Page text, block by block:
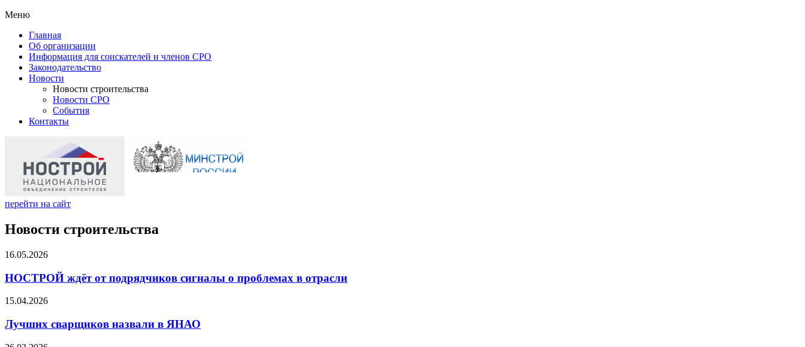
Меню
Главная
Об организации
Информация для соискателей и членов СРО
Законодательство
Новости
Новости строительства
Новости СРО
События
Контакты
перейти на сайт
Новости строительства
16.05.2026
НОСТРОЙ ждёт от подрядчиков сигналы о проблемах в отрасли
15.04.2026
Лучших сварщиков назвали в ЯНАО